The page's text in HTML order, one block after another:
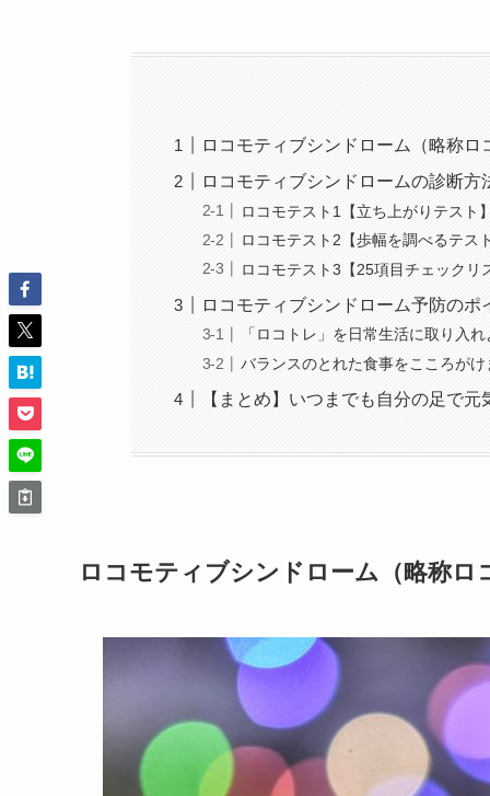
ロコモティブシンドローム（略称ロ
ロコモティブシンドロームの診断方
ロコモテスト1【立ち上がりテスト】
ロコモテスト2【歩幅を調べるテスト
ロコモテスト3【25項目チェックリ
ロコモティブシンドローム予防のポ
「ロコトレ」を日常生活に取り入れ
バランスのとれた食事をこころがけ
【まとめ】いつまでも自分の足で元
ロコモティブシンドローム（略称ロ